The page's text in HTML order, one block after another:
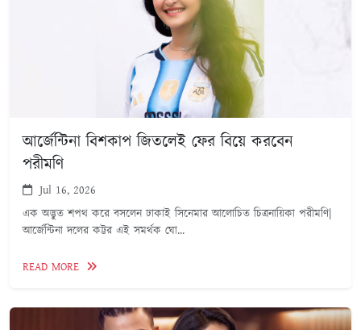
আর্জেন্টিনা বিশকাপ জিতলেই ফের বিয়ে করবেন
পরীমণি
Jul 16, 2026
এক অদ্ভুত শপথ করে বসলেন ঢাকাই সিনেমার আলোচিত চিত্রনায়িকা পরীমণি|
আর্জেন্টিনা দলের কট্টর এই সমর্থক ঘো...
READ MORE